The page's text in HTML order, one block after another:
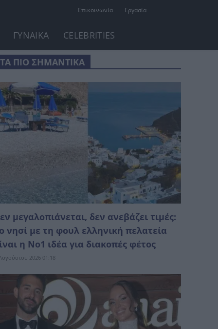
Επικοινωνία Εργασία
ΓΥΝΑΙΚΑ CELEBRITIES
ΤΑ ΠΙΟ ΣΗΜΑΝΤΙΚΑ
μεγαλοπιάνεται, δεν ανεβάζει τιμές:
νησί με τη φουλ ελληνική πελατεία
η No1 ιδέα για διακοπές φέτος
2026 01:18